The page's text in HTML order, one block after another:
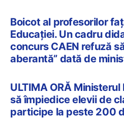
Boicot al profesorilor
Educației. Un cadru
concurs CAEN refuză
aberantă” dată de
ULTIMA ORĂ
să împiedice elevii de
participe la peste 200